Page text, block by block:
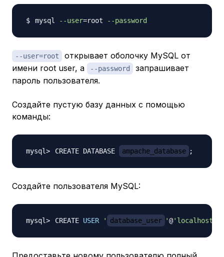
mysql --user=root --password
--user=root
открывает оболочку MySQL от
имени root user, а
--password
запрашивает
пароль пользователя.
Создайте пустую базу данных с помощью
команды:
CREATE DATABASE ampache_database ;
Создайте пользователя MySQL:
CREATE USER ' database_user '@'localhost'